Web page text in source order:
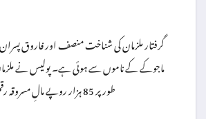
گرفتار ملزمان کی شناخت منصف اور فاروق پسران
ماجوکے کے ناموں سے ہوئی ہے۔ پولیس نے
طور پر 85 ہزار روپے مالِ مسروقہ رقم بھی برآمد کر لی ہے۔